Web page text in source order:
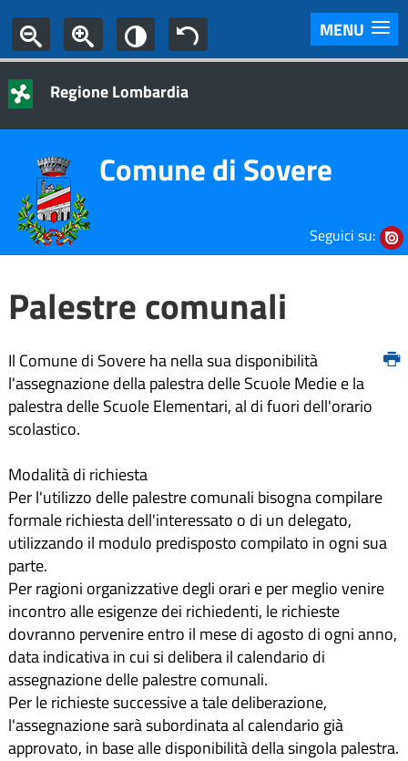
MENU
Regione Lombardia
Comune di Sovere
Seguici su:
Palestre comunali
Il Comune di Sovere ha nella sua disponibilità
l'assegnazione della palestra delle Scuole Medie e la
palestra delle Scuole Elementari, al di fuori dell'orario
scolastico.
Modalità di richiesta
Per l'utilizzo delle palestre comunali bisogna compilare
formale richiesta dell'interessato o di un delegato,
utilizzando il modulo predisposto compilato in ogni sua
parte.
Per ragioni organizzative degli orari e per meglio venire
incontro alle esigenze dei richiedenti, le richieste
dovranno pervenire entro il mese di agosto di ogni anno,
data indicativa in cui si delibera il calendario di
assegnazione delle palestre comunali.
Per le richieste successive a tale deliberazione,
l'assegnazione sarà subordinata al calendario già
approvato, in base alle disponibilità della singola palestra.